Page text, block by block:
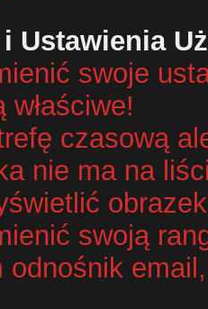
Ustawienia
swoje
czasową
nie ma na
swoją
odnośnik